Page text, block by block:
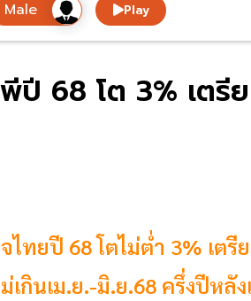
Play
ปี 68 โต 3% เตรี
ไทยปี 68 โตไม่ต่ำ 3% เต
เกินเม.ย.-มิ.ย.68 ครึ่งปีหลั